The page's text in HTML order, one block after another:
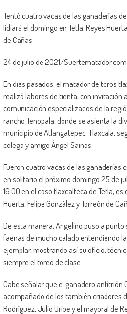
Tentó cuatro vacas de las ganaderías
lidiará el domingo en Tetla: Reyes
de Cañas
24 de julio de 2021/
En días pasados, el matador de toros
realizó labores de tienta, con invitación
comunicación especializados de la
rancho Tenopala, donde se asienta la
municipio de Atlangatepec. Tlaxcala,
colega y amigo Ángel Sainos.
Fueron cuatro vacas de las ganaderías
en solitario el próximo domingo 25 de
16:00 en el coso tlaxcalteca de Tetla, es
Huerta, Felipe González y Torreón de
De esta manera, Angelino puso a
faenas de mucho calado entendiendo
ejemplar, mostrando así su oficio,
siempre el toreo de clase.
Cabe señalar que el ganadero anfitrión
acompañado de los también criadores
Rodríguez, Julio Uribe y el mayoral de